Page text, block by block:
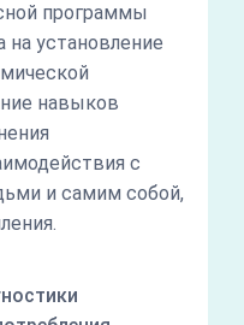
программы
на установление
навыков
с
и самим собой,